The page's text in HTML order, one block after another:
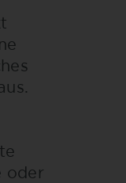
oder